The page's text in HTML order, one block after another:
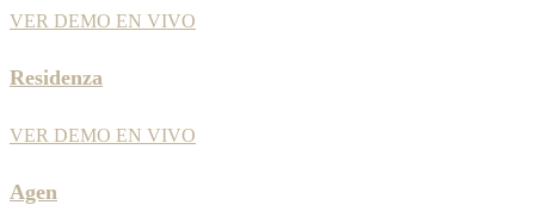
VER DEMO EN VIVO
Residenza
VER DEMO EN VIVO
Agen